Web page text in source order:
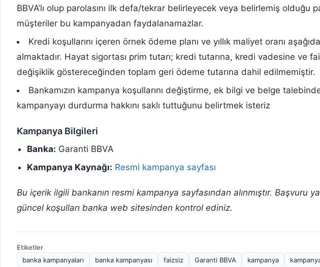
BBVA’lı olup parolasını ilk defa/tekrar belirleyecek veya belirlemiş olduğu
müşteriler bu kampanyadan faydalanamazlar.
Kredi koşullarını içeren örnek ödeme planı ve yıllık maliyet oranı
almaktadır. Hayat sigortası prim tutarı; kredi tutarına, kredi vadesine ve
değişiklik göstereceğinden toplam geri ödeme tutarına dahil edilmemiştir.
Bankamızın kampanya koşullarını değiştirme, ek bilgi ve belge
kampanyayı durdurma hakkını saklı tuttuğunu belirtmek isteriz
Kampanya Bilgileri
Banka: Garanti BBVA
Kampanya Kaynağı: Resmi kampanya sayfası
Bu içerik ilgili bankanın resmi kampanya sayfasından alınmıştır. Başvuru
güncel koşulları banka web sitesinden kontrol ediniz.
Etiketler
banka kampanyaları
banka kampanyası faizsiz Garanti BBVA kampanya